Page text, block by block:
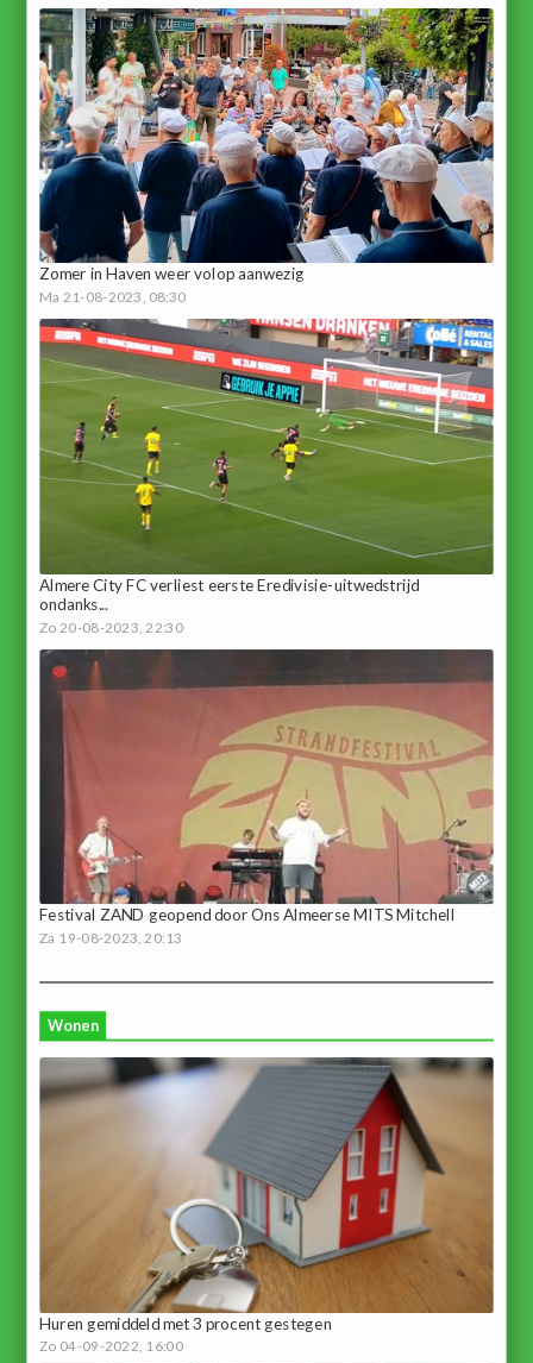
Zomer in Haven weer volop aanwezig
Ma 21-08-2023, 08:30
Almere City FC verliest eerste Eredivisie-uitwedstrijd
ondanks...
Zo 20-08-2023, 22:30
Festival ZAND geopend door Ons Almeerse MITS Mitchell
Za 19-08-2023, 20:13
Wonen
Huren gemiddeld met 3 procent gestegen
Zo 04-09-2022, 16:00